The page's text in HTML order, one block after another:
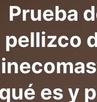
Prueba
pellizco
es y